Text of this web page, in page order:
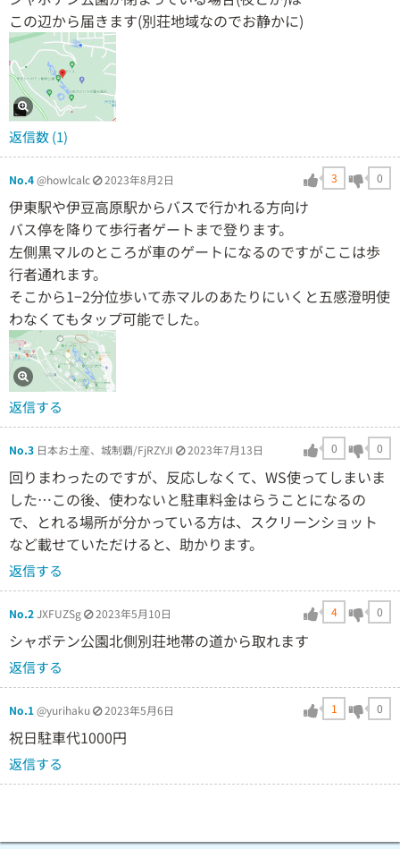
この辺から届きます(別荘地域なのでお静かに)
返信数 (1)
No.4@howlcalc 2023年8月2日 3 0
伊東駅や伊豆高原駅からバスで行かれる方向け
バス停を降りて歩行者ゲートまで登ります。
左側黒マルのところが車のゲートになるのですがここは歩
行者通れます。
そこから1−2分位歩いて赤マルのあたりにいくと五感澄明使
わなくてもタップ可能でした。
返信する
No.3 日本お土産、城制覇/FjRZYJI 2023年7月13日 0 0
回りまわったのですが、反応しなくて、WS使ってしまいま
した…この後、使わないと駐車料金はらうことになるの
で、とれる場所が分かっている方は、スクリーンショット
など載せていただけると、助かります。
返信する
No.2JXFUZSg 2023年5月10日 4 0
シャボテン公園北側別荘地帯の道から取れます
返信する
No.1@yurihaku 2023年5月6日 1 0
祝日駐車代1000円
返信する